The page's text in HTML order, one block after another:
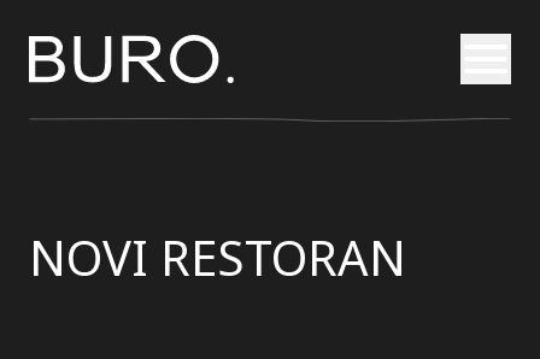
NOVI RESTORAN